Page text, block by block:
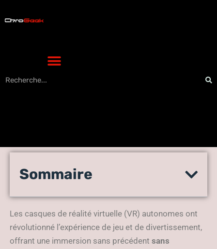
Les avantages et
VR autonomes
Sommaire
Les casques de réalité virtuelle (VR) autonomes ont
révolutionné l’expérience de jeu et de divertissement,
offrant une immersion sans précédent sans